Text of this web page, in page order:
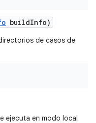
buildInfo)
de casos de
ejecuta en modo local